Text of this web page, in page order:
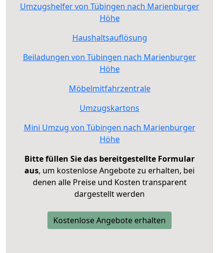
Umzugshelfer von Tübingen nach Marienburger
Höhe
Haushaltsauflösung
Beiladungen von Tübingen nach Marienburger
Höhe
Möbelmitfahrzentrale
Umzugskartons
Mini Umzug von Tübingen nach Marienburger
Höhe
Bitte füllen Sie das bereitgestellte Formular
aus, um kostenlose Angebote zu erhalten, bei
denen alle Preise und Kosten transparent
dargestellt werden
Kostenlose Angebote erhalten